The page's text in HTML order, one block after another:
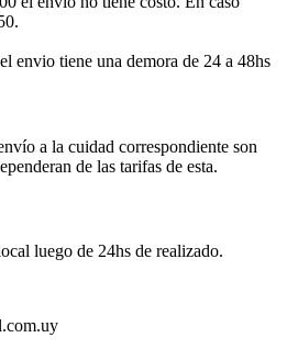
envio tiene una demora de 24 a 48hs
a la cuidad correspondiente son
de las tarifas de esta.
luego de 24hs de realizado.